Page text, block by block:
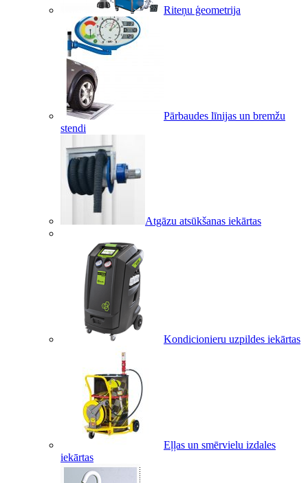
Riteņu ģeometrija
Pārbaudes līnijas un bremžu
stendi
Atgāzu atsūkšanas iekārtas
Kondicionieru uzpildes iekārtas
Eļļas un smērvielu izdales
iekārtas